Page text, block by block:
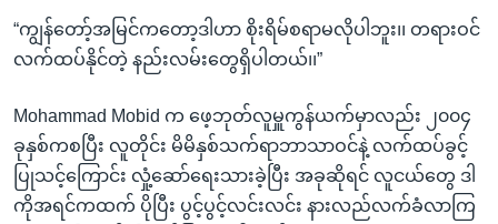
“ကျွန်တော့်အမြင်ကတော့ဒါဟာ စိုးရိမ်စရာမလိုပါဘူး၊၊ တရားဝင်
လက်ထပ်နိုင်တဲ့ နည်းလမ်းတွေရှိပါတယ်၊၊”
Mohammad Mobid က ဖေ့ဘုတ်လူမှူကွန်ယက်မှာလည်း ၂၀၀၄
ခုနှစ်ကစပြီး လူတိုင်း မိမိနှစ်သက်ရာဘာသာဝင်နဲ့ လက်ထပ်ခွင့်
ပြုသင့်ကြောင်း လှုံ့ဆော်ရေးသားခဲ့ပြီး အခုဆိုရင် လူငယ်တွေ ဒါ
ကိုအရင်ကထက် ပိုပြီး ပွင့်ပွင့်လင်းလင်း နားလည်လက်ခံလာကြ